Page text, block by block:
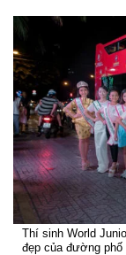
Thí sinh World
đẹp của đường phố